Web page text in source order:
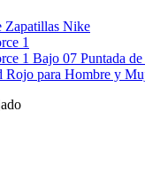
Zapatillas Nike
1
1 Bajo 07 Puntada
Rojo para Hombre y